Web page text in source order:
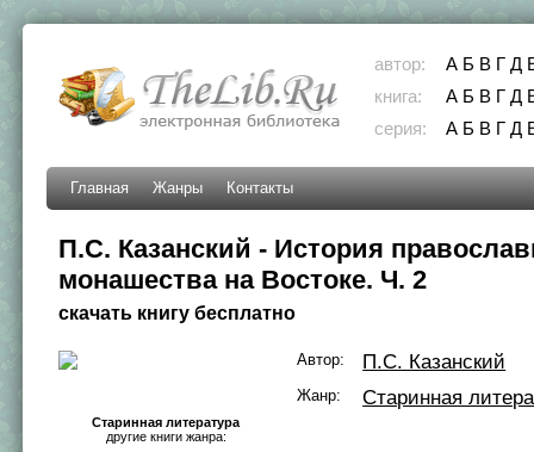
автор: А Б В Г Д
книга:
А Б В Г Д
серия:
А Б В Г Д
Главная Жанры Контакты
П.С. Казанский - История
монашества на Востоке. Ч. 2
скачать книгу бесплатно
Старинная литература
другие книги жанра:
Автор: П.С. Казанский
Жанр: Старинная